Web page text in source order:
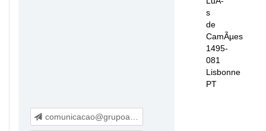
s
de
CamÃµes
1495-
081
Lisbonne
PT
comunicacao@grupoatalho.pt